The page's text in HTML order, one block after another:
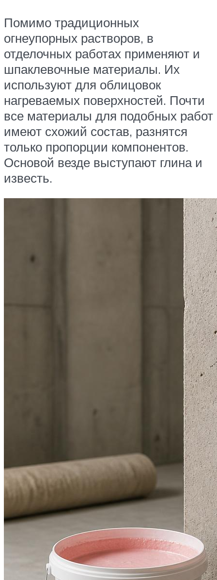
Помимо традиционных
огнеупорных растворов, в
отделочных работах применяют и
шпаклевочные материалы. Их
используют для облицовок
нагреваемых поверхностей. Почти
все материалы для подобных работ
имеют схожий состав, разнятся
только пропорции компонентов.
Основой везде выступают глина и
известь.